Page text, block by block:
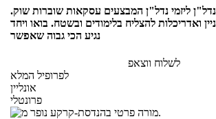
ליזמי נדל"ן המבצעים עסקאות שוברות שוק.
ואדריכלות להצליח בלימודים ובשטח. בואו ויחד
נגיע הכי גבוה שאפשר
לשלוח ווצאפ
לפרופיל המלא
אונליין
פרונטלי